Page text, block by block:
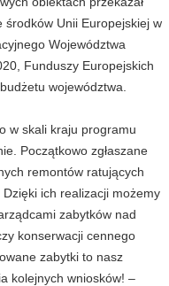
środków Unii Europejskiej w
Województwa
Funduszy Europejskich
województwa.
w skali kraju programu
Początkowo zgłaszane
remontów ratujących
ich realizacji możemy
zabytków nad
konserwacji cennego
zabytki to nasz
kolejnych wniosków! –